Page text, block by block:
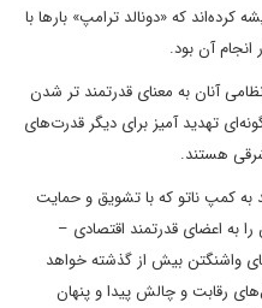
که «دونالد ترامپ» بارها با
انجام آن بود.
آنان به معنای قدرتمند تر شدن
تهدید آمیز برای دیگر قدرت‌های
هستند.
به کمپ ناتو که با تشویق و حمایت
به اعضای قدرتمند اقتصادی –
واشنگتن بیش از گذشته خواهد
رقابت و چالش پیدا و پنهان